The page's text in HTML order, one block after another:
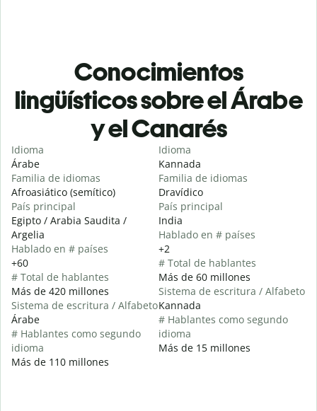
Conocimientos
lingüísticos sobre el Árabe
y el Canarés
Idioma
Árabe
Familia de idiomas
Afroasiático (semítico)
País principal
Egipto / Arabia Saudita /
Argelia
Hablado en # países
+60
# Total de hablantes
Más de 420 millones
Sistema de escritura / Alfabeto
Árabe
# Hablantes como segundo
idioma
Más de 110 millones
Idioma
Kannada
Familia de idiomas
Dravídico
País principal
India
Hablado en # países
+2
# Total de hablantes
Más de 60 millones
Sistema de escritura / Alfabeto
Kannada
# Hablantes como segundo
idioma
Más de 15 millones